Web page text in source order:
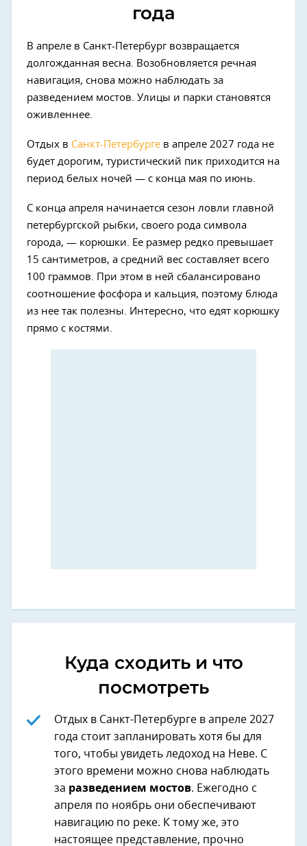
года
В апреле в Санкт-Петербург возвращается
долгожданная весна. Возобновляется речная
навигация, снова можно наблюдать за
разведением мостов. Улицы и парки становятся
оживленнее.
Отдых в Санкт-Петербурге в апреле 2027 года не
будет дорогим, туристический пик приходится на
период белых ночей — с конца мая по июнь.
С конца апреля начинается сезон ловли главной
петербургской рыбки, своего рода символа
города, — корюшки. Ее размер редко превышает
15 сантиметров, а средний вес составляет всего
100 граммов. При этом в ней сбалансировано
соотношение фосфора и кальция, поэтому блюда
из нее так полезны. Интересно, что едят корюшку
прямо с костями.
Куда сходить и что
посмотреть
Отдых в Санкт-Петербурге в апреле 2027
года стоит запланировать хотя бы для
того, чтобы увидеть ледоход на Неве. С
этого времени можно снова наблюдать
за разведением мостов. Ежегодно с
апреля по ноябрь они обеспечивают
навигацию по реке. К тому же, это
настоящее представление, прочно